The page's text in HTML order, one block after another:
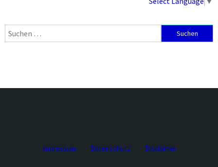
Suchen
nach:
Impressum Datenschutz Disclaimer